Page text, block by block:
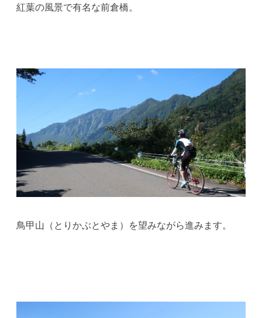
紅葉の風景で有名な前倉橋。
鳥甲山（とりかぶとやま）を望みながら進みます。